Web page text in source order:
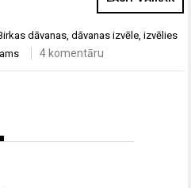
dāvanas,dāvanas izvēle,izvēlies
4 komentāru